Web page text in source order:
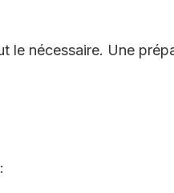
le nécessaire. Une